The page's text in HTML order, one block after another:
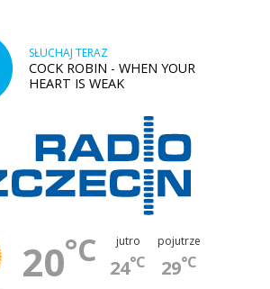
SŁUCHAJ TERAZ
COCK ROBIN - WHEN YOUR
HEART IS WEAK
20°C jutro
24°C
pojutrze
29°C